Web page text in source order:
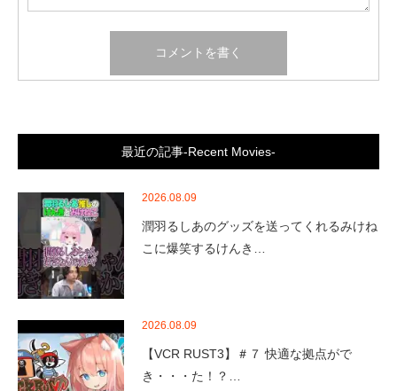
最近の記事-Recent Movies-
2026.08.09
潤羽るしあのグッズを送ってくれるみけね
こに爆笑するけんき…
2026.08.09
【VCR RUST3】＃７ 快適な拠点がで
き・・・た！？…